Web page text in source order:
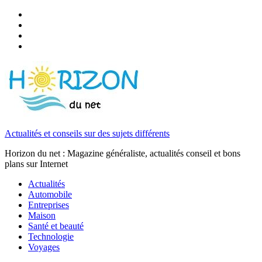
Actualités et conseils sur des sujets différents
Horizon du net : Magazine généraliste, actualités conseil et bons
plans sur Internet
Actualités
Automobile
Entreprises
Maison
Santé et beauté
Technologie
Voyages